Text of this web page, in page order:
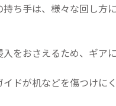
ち手は、様々な回し方
をおさえるため、ギア
ドが机などを傷つけに